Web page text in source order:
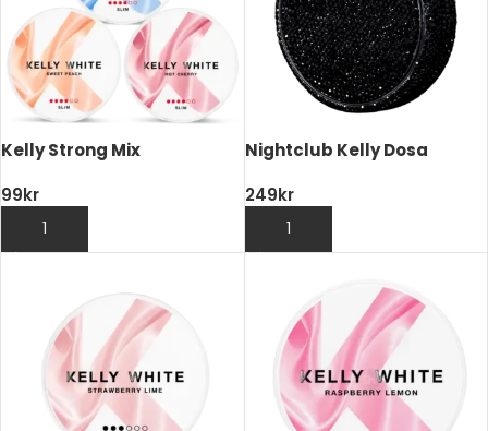
Kelly Strong Mix
99kr
LÄGG TILL I VARUKORG
Nightclub Kelly Dosa
249kr
LÄGG TILL I VARUKORG